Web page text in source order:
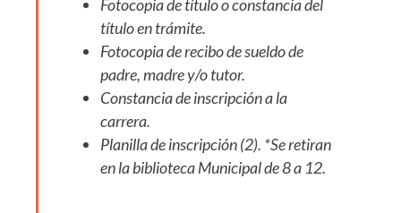
Fotocopia de título o constancia del
título en trámite.
Fotocopia de recibo de sueldo de
padre, madre y/o tutor.
Constancia de inscripción a la
carrera.
Planilla de inscripción (2). *Se retiran
en la biblioteca Municipal de 8 a 12.